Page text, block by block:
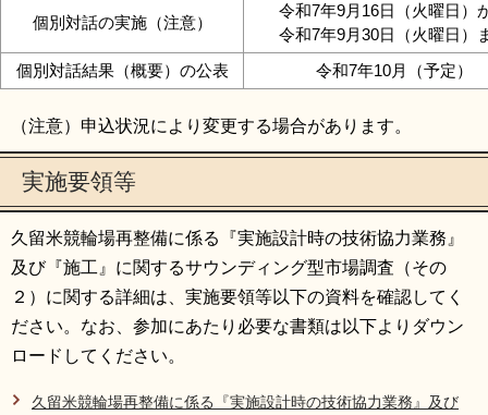
個別対話の実施（注意）
令和7年9月16日（火曜日）
令和7年9月30日（火曜日）
個別対話結果（概要）の公表
令和7年10月（予定）
（注意）申込状況により変更する場合があります。
実施要領等
久留米競輪場再整備に係る『実施設計時の技術協力業務』
及び『施工』に関するサウンディング型市場調査（その
２）に関する詳細は、実施要領等以下の資料を確認してく
ださい。なお、参加にあたり必要な書類は以下よりダウン
ロードしてください。
久留米競輪場再整備に係る『実施設計時の技術協力業務』及び